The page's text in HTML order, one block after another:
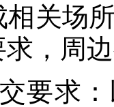
关场
，周
要求